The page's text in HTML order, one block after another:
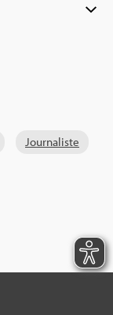
Jour­na­liste